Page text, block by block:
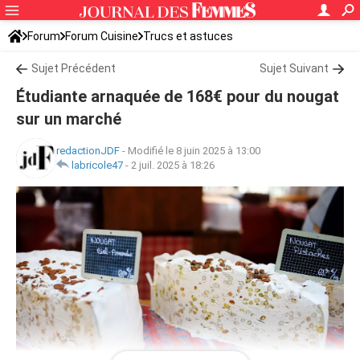
Forum Forum Cuisine Trucs et astuces
Sujet Précédent Sujet Suivant
Étudiante arnaquée de 168€ pour du nougat
sur un marché
redactionJDF - Modifié le 8 juin 2025 à 13:00
labricole47 - 2 juil. 2025 à 18:26